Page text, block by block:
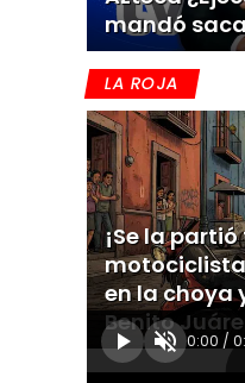
mandó
LA ROJA
¡Se la
en la choya
Benito
0:00 /